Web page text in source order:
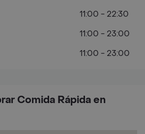
Comida Rápida en
11:00 - 22:30
11:00 - 23:00
11:00 - 23:00